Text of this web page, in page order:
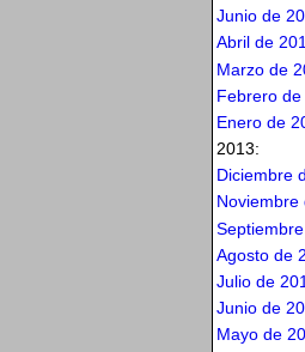
Junio de
Abril de
Marzo de
Febrero
Enero de
2013:
Diciembre
Noviembre
Agosto de
Julio de
Junio de
Mayo de